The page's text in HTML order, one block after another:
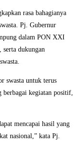
rasa bahagianya
Pj. Gubernur
dalam PON XXI
dukungan
swasta untuk terus
berbagai kegiatan positif,
mencapai hasil yang
nasional,” kata Pj.